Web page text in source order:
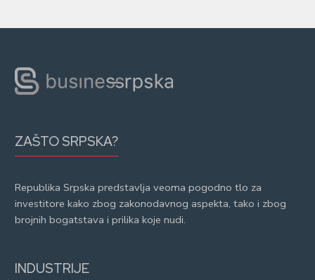
ZAŠTO SRPSKA?
Republika Srpska predstavlja veoma pogodno tlo za
investitore kako zbog zakonodavnog aspekta, tako i zbog
brojnih bogatstava i prilika koje nudi.
INDUSTRIJE